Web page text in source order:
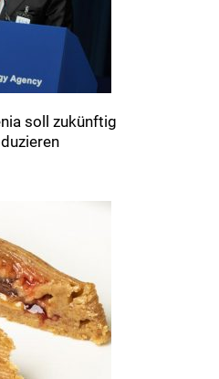
soll zukünftig